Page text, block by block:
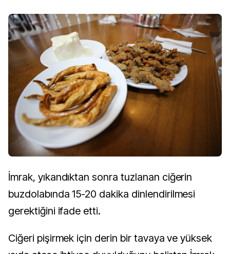
İmrak, yıkandıktan sonra tuzlanan ciğerin
buzdolabında 15-20 dakika dinlendirilmesi
gerektiğini ifade etti.
Ciğeri pişirmek için derin bir tavaya ve yüksek